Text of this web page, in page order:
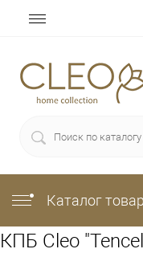
Каталог
КПБ Cleo